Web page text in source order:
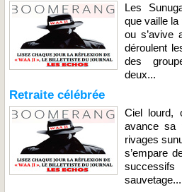
Les
que vaille la
ou s’avive
déroulent
des
deux...
Retraite célébrée
Ciel lourd,
avance sa
rivages
s’empare
sauvetage...